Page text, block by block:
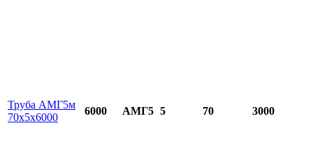
Труба АМГ5м
70х5х6000
6000 АМГ5 5 70
3000